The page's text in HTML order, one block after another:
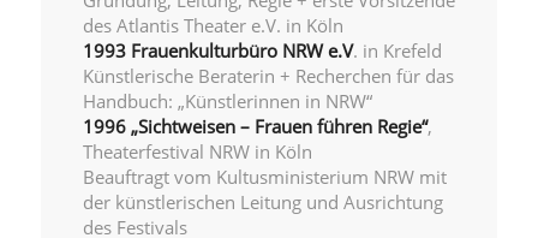
des Atlantis Theater e.V. in Köln
1993 Frauenkulturbüro NRW e.V. in Krefeld
Künstlerische Beraterin + Recherchen für das
Handbuch: „Künstlerinnen in NRW“
1996 „Sichtweisen – Frauen führen Regie“,
Theaterfestival NRW in Köln
Beauftragt vom Kultusministerium NRW mit
der künstlerischen Leitung und Ausrichtung
des Festivals